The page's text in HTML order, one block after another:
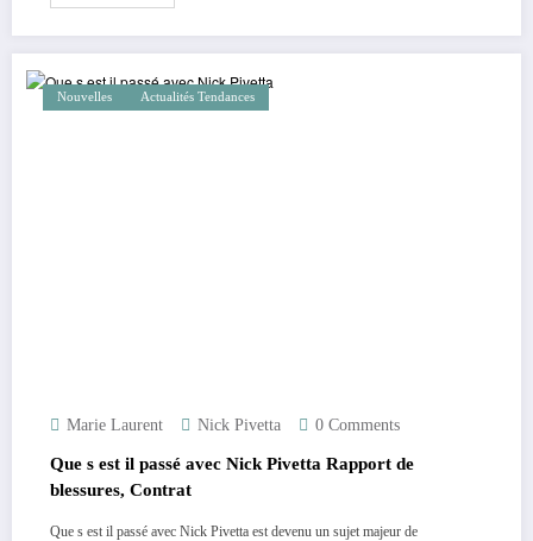
Nouvelles Actualités Tendances
Marie Laurent Nick Pivetta 0 Comments
Que s est il passé avec Nick Pivetta Rapport de
blessures, Contrat
Que s est il passé avec Nick Pivetta est devenu un sujet majeur de